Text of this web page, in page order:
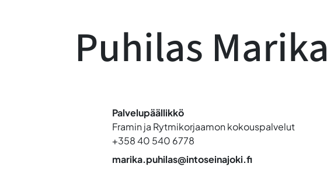
Puhilas Marika
Palvelupäällikkö
Framin ja Rytmikorjaamon kokouspalvelut
+358 40 540 6778
marika.puhilas@intoseinajoki.fi